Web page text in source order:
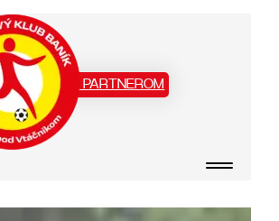
Staň sa našim PARTNEROM